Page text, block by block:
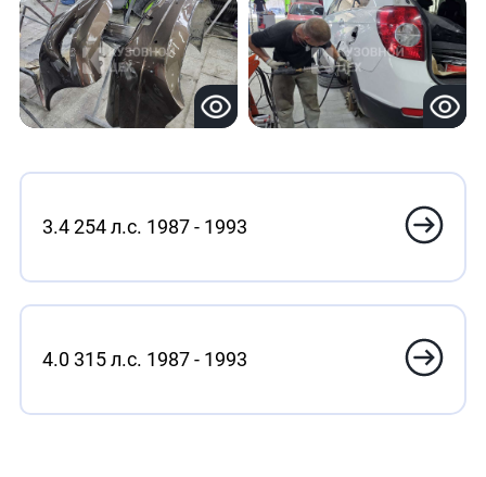
3.4 254 л.с. 1987 - 1993
4.0 315 л.с. 1987 - 1993